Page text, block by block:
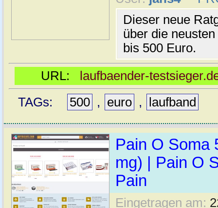
Dieser neue
über die
bis 500 Euro.
URL:
laufbaender-
TAGs:
500 , euro , laufband
Pain O Soma
mg) | Pain O
Pain
Eingetragen am: